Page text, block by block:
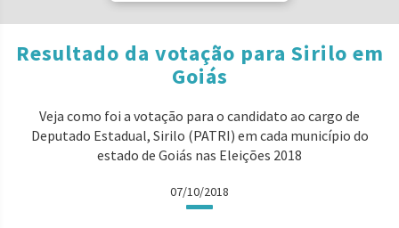
Resultado da votação para Sirilo em
Goiás
Veja como foi a votação para o candidato ao cargo de
Deputado Estadual, Sirilo (PATRI) em cada município do
estado de Goiás nas Eleições 2018
07/10/2018